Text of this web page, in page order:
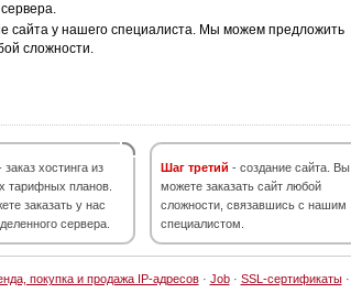
сайта у нашего специалиста. Мы можем предложить
сложности.
заказ хостинга из
тарифных планов.
заказать у нас
сервера.
Шаг третий - создание сайта. Вы
можете заказать сайт любой
сложности, связавшись с нашим
специалистом.
покупка и продажа IP-адресов· Job· SSL-сертификаты·